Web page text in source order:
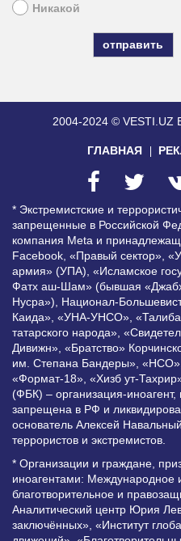
Никакой
2004-2024 © VESTI.UZ
ГЛАВНАЯ
* Экстремистские и
запрещенные в Российской
компания Meta и
Facebook, «Правый сектор»,
армия» (УПА), «Исламское
Фатх аш-Шам» (бывшая
Нусра»), Национал-
Каида», «УНА-УНСО»,
татарского народа»,
Дивижн», «Братство»
им. Степана Бандеры»,
«Формат-18», «Хизб ут-
(ФБК) – организация-иноагент,
запрещена в РФ и
основатель Алексей
террористов и экстремистов.
* Организации и граждане,
иноагентами: Международное
благотворительное и
Аналитический центр Юрия
заключённых», «Институт